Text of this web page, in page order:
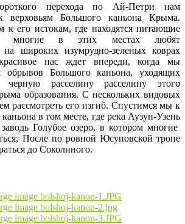
перехода по Ай-Петри нам
верховьям Большого каньона Крыма.
к его истокам, где находятся питающие
многие в этих местах любят
на широких изумрудно-зеленых коврах
нас ждет впереди, когда мы
обрывов Большого каньона, уходящих
расселину расселину этого
образования. С нескольких видовых
рассмотреть его изгиб. Спустимся мы к
в том месте, где река Аузун-Узень
Голубое озеро, в котором многие
После по ровной Юсуповской тропе
до Соколиного.